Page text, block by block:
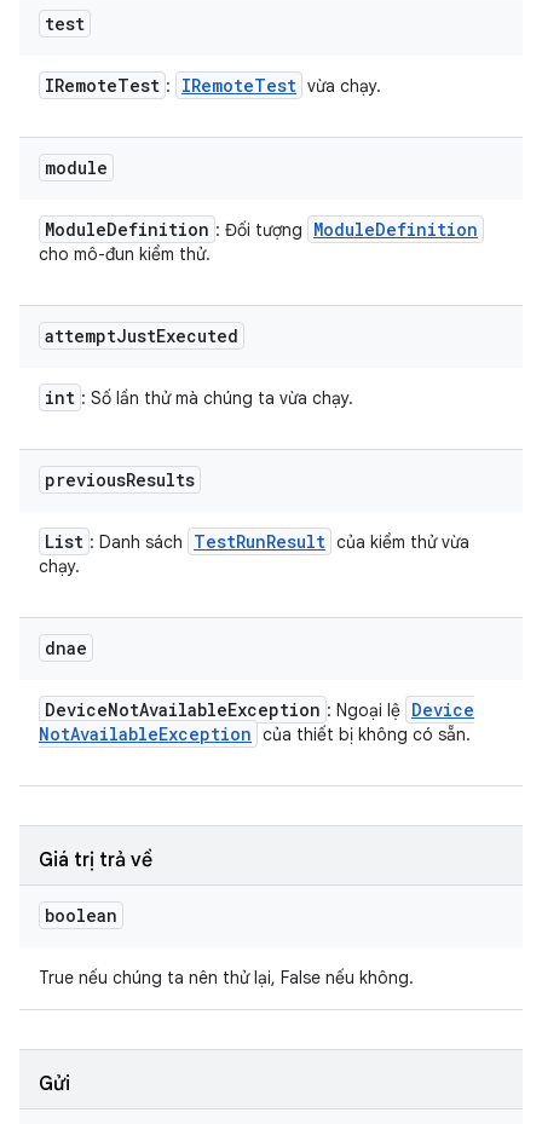
test
IRemoteTest : IRemoteTest vừa chạy.
module
ModuleDefinition : Đối tượng ModuleDefinition
cho mô-đun kiểm thử.
attemptJustExecuted
int : Số lần thử mà chúng ta vừa chạy.
previousResults
List : Danh sách TestRunResult của kiểm thử vừa
chạy.
dnae
DeviceNotAvailableException : Ngoại lệ Device
NotAvailableException của thiết bị không có sẵn.
Giá trị trả về
boolean
True nếu chúng ta nên thử lại, False nếu không.
Gửi